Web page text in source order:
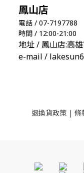
鳳山店
電話 / 07-7197788
時間 / 12:00-21:00
地址 / 鳳山店:高
e-mail /
退換貨政策 | 條